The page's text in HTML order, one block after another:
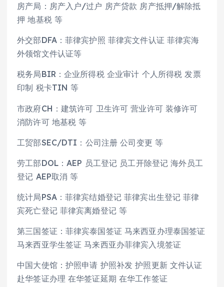
房产局：房产入户/过户 房产贷款 房产抵押/解除抵
押 地基税 等
外交部DFA：菲律宾护照 菲律宾文件认证 菲律宾海
外领馆文件认证等
税务局BIR：企业所得税 企业审计 个人所得税 发票
印制 税卡TIN 等
市政府CH：建筑许可 卫生许可 营业许可 装修许可
消防许可 地基税 等
工贸部SEC/DTI：公司注册 公司变更 等
劳工部DOL：AEP 员工登记 员工开除登记 海外员工
登记 AEP取消 等
统计局PSA：菲律宾结婚登记 菲律宾出生登记 菲律
宾死亡登记 菲律宾离婚登记 等
第三国签证：菲律宾泰国签证 马来西亚办理泰国签证
马来西亚学生签证 马来西亚办菲律宾入境签证
中国大使馆：护照申请 护照补发 护照更新 文件认证
赴华签证办理 在华签证延期 在华工作签证